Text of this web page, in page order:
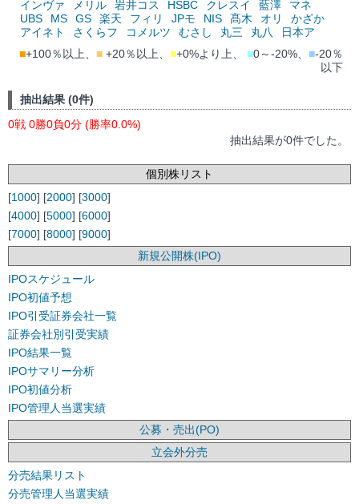
インヴァ
メリル 岩井コス HSBC クレスイ 藍澤
マネ
UBS
MS GS 楽天 フィリ JPモ NIS 髙木 オリ
かざか
アイネト
さくらフ コメルツ むさし 丸三 丸八
日本ア
■+100％以上、 ■ +20％以上、 ■+0%より上、 ■0～-20%、 ■-20％
以下
抽出結果 (0件)
0戦 0勝0負0分 (勝率0.0%)
抽出結果が0件でした。
個別株リスト
[1000] [2000] [3000]
[4000] [5000] [6000]
[7000] [8000] [9000]
新規公開株(IPO)
IPOスケジュール
IPO初値予想
IPO引受証券会社一覧
証券会社別引受実績
IPO結果一覧
IPOサマリー分析
IPO初値分析
IPO管理人当選実績
公募・売出(PO)
立会外分売
分売結果リスト
分売管理人当選実績